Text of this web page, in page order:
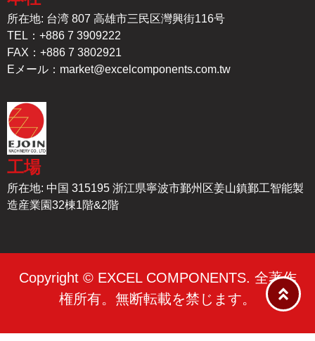
所在地: 台湾 807 高雄市三民区灣興街116号
TEL：+886 7 3909222
FAX：+886 7 3802921
Eメール： market@excelcomponents.com.tw
工場
所在地: 中国 315195 浙江県寧波市鄞州区姜山鎮鄞工智能製
造産業園32棟1階&2階
Copyright © EXCEL COMPONENTS. 全著作
権所有。無断転載を禁じます。